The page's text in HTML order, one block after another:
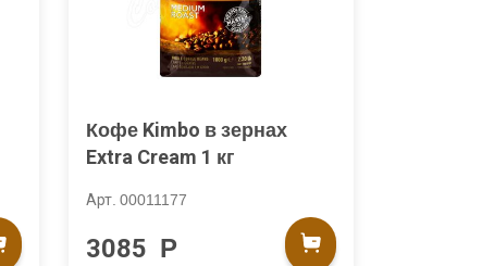
Кофе Kimbo в зернах
Extra Cream 1 кг
Арт. 00011177
3085 Р